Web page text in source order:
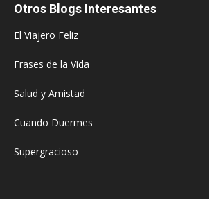
Otros Blogs Interesantes
El Viajero Feliz
Frases de la Vida
Salud y Amistad
Cuando Duermes
Supergracioso